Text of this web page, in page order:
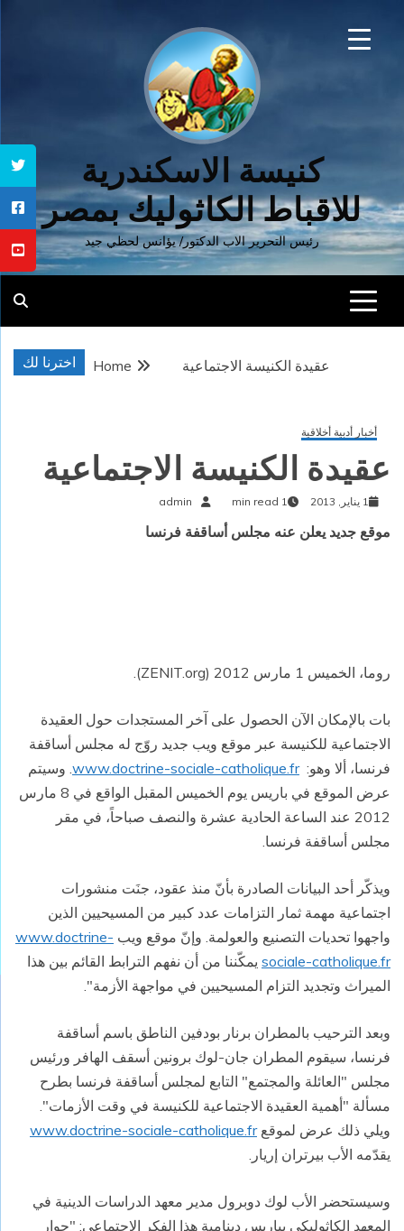
كنيسة الاسكندرية
للاقباط الكاثوليك بمصر
رئيس التحرير الاب الدكتور/ يؤانس لحظي جيد
اخترنا لك Home عقيدة الكنيسة الاجتماعية
أخبار أدبية أخلاقية
عقيدة الكنيسة الاجتماعية
1 يناير, 2013 1 min read
admin
موقع جديد يعلن عنه مجلس أساقفة فرنسا
روما، الخميس 1 مارس 2012 ( ZENIT.org
).
بات بالإمكان الآن الحصول على آخر المستجدات حول العقيدة
الاجتماعية للكنيسة عبر موقع ويب جديد روّج له مجلس أساقفة
فرنسا، ألا وهو:www.doctrine-sociale-catholique.fr. وسيتم
عرض الموقع في باريس يوم الخميس المقبل الواقع في 8 مارس
2012 عند الساعة الحادية عشرة والنصف صباحاً، في مقر
مجلس أساقفة فرنسا.
ويذكّر أحد البيانات الصادرة بأنّ منذ عقود، جنَت منشورات
اجتماعية مهمة ثمار التزامات عدد كبير من المسيحيين الذين
واجهوا تحديات التصنيع والعولمة. وإنّ موقع ويب www.doctrine-
sociale-catholique.fr يمكّننا من أن نفهم الترابط القائم بين هذا
الميراث وتجديد التزام المسيحيين في مواجهة الأزمة".
وبعد الترحيب بالمطران برنار بودفين الناطق باسم أساقفة
فرنسا، سيقوم المطران جان-لوك برونين أسقف الهافر ورئيس
مجلس "العائلة والمجتمع" التابع لمجلس أساقفة فرنسا بطرح
مسألة "أهمية العقيدة الاجتماعية للكنيسة في وقت الأزمات".
ويلي ذلك عرض لموقعwww.doctrine-sociale-catholique.fr
يقدّمه الأب بيرتران إريار.
وسيستحضر الأب لوك دوبرول مدير معهد الدراسات الدينية في
المعهد الكاثوليكي بباريس دينامية هذا الفكر الاجتماعي: "حوار